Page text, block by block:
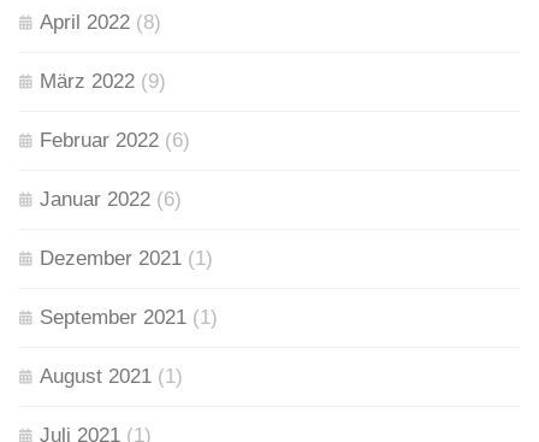
April 2022 (8)
März 2022 (9)
Februar 2022 (6)
Januar 2022 (6)
Dezember 2021 (1)
September 2021 (1)
August 2021 (1)
Juli 2021 (1)